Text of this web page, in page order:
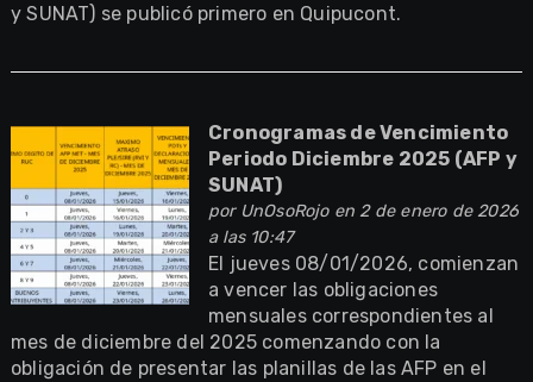
y SUNAT) se publicó primero en Quipucont.
Cronogramas de Vencimiento
Periodo Diciembre 2025 (AFP y
SUNAT)
por UnOsoRojoen 2 de enero de 2026
a las 10:47
El jueves 08/01/2026, comienzan
a vencer las obligaciones
mensuales correspondientes al
mes de diciembre del 2025 comenzando con la
obligación de presentar las planillas de las AFP en el